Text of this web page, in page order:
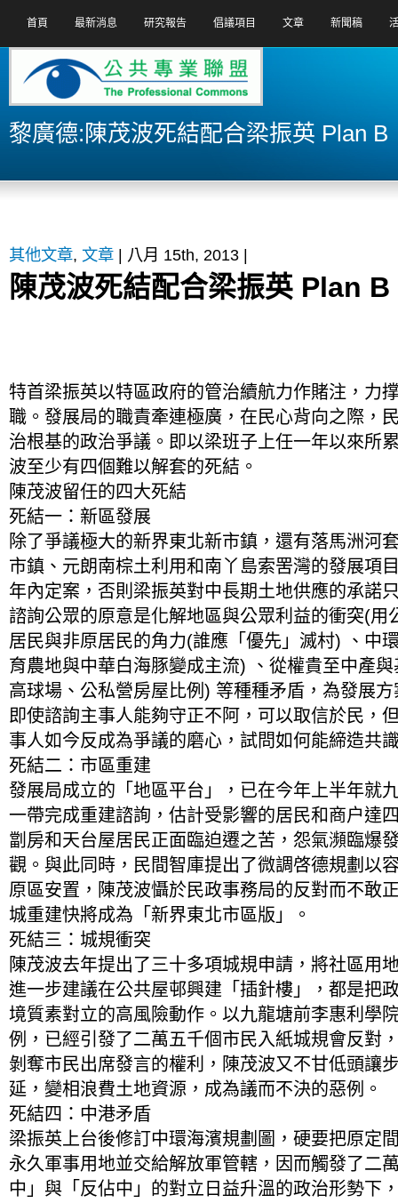
首頁 最新消息 研究報告 倡議項目 文章 新聞稿
黎廣德:陳茂波死結配合梁振英 Plan B
其他文章, 文章 | 八月 15th, 2013 |
陳茂波死結配合梁振英 Plan B
特首梁振英以特區政府的管治續航力作賭注，力
職。發展局的職責牽連極廣，在民心背向之際，
治根基的政治爭議。即以梁班子上任一年以來所
波至少有四個難以解套的死結。
陳茂波留任的四大死結
死結一：新區發展
除了爭議極大的新界東北新市鎮，還有落馬洲河
市鎮、元朗南棕土利用和南丫島索罟灣的發展項
年內定案，否則梁振英對中長期土地供應的承諾
諮詢公眾的原意是化解地區與公眾利益的衝突(用
居民與非原居民的角力(誰應「優先」滅村) 、中
育農地與中華白海豚變成主流) 、從權貴至中產
高球場、公私營房屋比例) 等種種矛盾，為發展
即使諮詢主事人能夠守正不阿，可以取信於民，
事人如今反成為爭議的磨心，試問如何能締造共
死結二：市區重建
發展局成立的「地區平台」，已在今年上半年就
一帶完成重建諮詢，估計受影響的居民和商户達
劏房和天台屋居民正面臨迫遷之苦，怨氣瀕臨爆
觀。與此同時，民間智庫提出了微調啓德規劃以
原區安置，陳茂波懾於民政事務局的反對而不敢
城重建快將成為「新界東北市區版」。
死結三：城規衝突
陳茂波去年提出了三十多項城規申請，將社區用
進一步建議在公共屋邨興建「插針樓」，都是把
境質素對立的高風險動作。以九龍塘前李惠利學
例，已經引發了二萬五千個市民入紙城規會反對
剝奪市民出席發言的權利，陳茂波又不甘低頭讓
延，變相浪費土地資源，成為議而不決的惡例。
死結四：中港矛盾
梁振英上台後修訂中環海濱規劃圖，硬要把原定
永久軍事用地並交給解放軍管轄，因而觸發了二
中」與「反佔中」的對立日益升溫的政治形勢下